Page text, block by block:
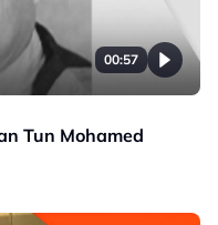
00:57
Tun Mohamed